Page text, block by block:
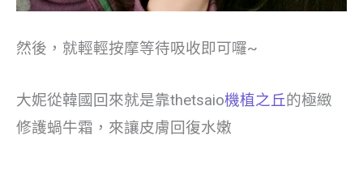
然後，就輕輕按摩等待吸收即可囉~
大妮從韓國回來就是靠thetsaio機植之丘的極緻
修護蝸牛霜，來讓皮膚回復水嫩